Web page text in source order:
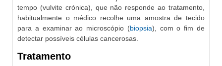
tempo (vulvite crónica), que não responde ao tratamento,
habitualmente o médico recolhe uma amostra de tecido
para a examinar ao microscópio (biopsia), com o fim de
detectar possíveis células cancerosas.
Tratamento